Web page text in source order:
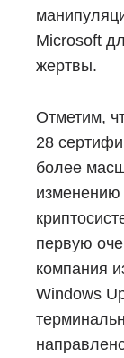
Microsoft
жертвы.
Отметим,
28
более
изменению
первую
компания
Windows